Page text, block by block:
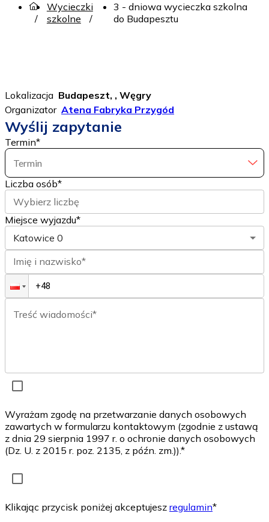
Wycieczki
szkolne
3 - dniowa wycieczka szkolna
do Budapesztu
Lokalizacja Budapeszt, , Węgry
Organizator Atena Fabryka Przygód
Wyślij zapytanie
Termin*
Termin
Liczba osób*
Wybierz liczbę
Miejsce wyjazdu*
Katowice 0
Imię i nazwisko*
Treść wiadomości*
Wyrażam zgodę na przetwarzanie danych osobowych
zawartych w formularzu kontaktowym (zgodnie z ustawą
z dnia 29 sierpnia 1997 r. o ochronie danych osobowych
(Dz. U. z 2015 r. poz. 2135, z późn. zm.)).*
Klikając przycisk poniżej akceptujesz regulamin*